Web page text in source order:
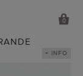
0
+ INFO